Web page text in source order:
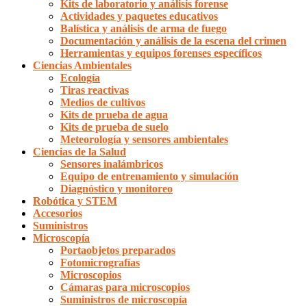
Kits de laboratorio y análisis forense
Actividades y paquetes educativos
Balística y análisis de arma de fuego
Documentación y análisis de la escena del crimen
Herramientas y equipos forenses específicos
Ciencias Ambientales
Ecología
Tiras reactivas
Medios de cultivos
Kits de prueba de agua
Kits de prueba de suelo
Meteorología y sensores ambientales
Ciencias de la Salud
Sensores inalámbricos
Equipo de entrenamiento y simulación
Diagnóstico y monitoreo
Robótica y STEM
Accesorios
Suministros
Microscopía
Portaobjetos preparados
Fotomicrografías
Microscopios
Cámaras para microscopios
Suministros de microscopía